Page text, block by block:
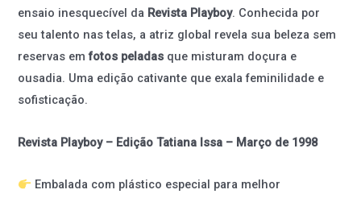
ensaio inesquecível da Revista Playboy. Conhecida por
seu talento nas telas, a atriz global revela sua beleza sem
reservas emfotos peladas que misturam doçura e
ousadia. Uma edição cativante que exala feminilidade e
sofisticação.
Revista Playboy – Edição Tatiana Issa – Março de 1998
Embalada com plástico especial para melhor